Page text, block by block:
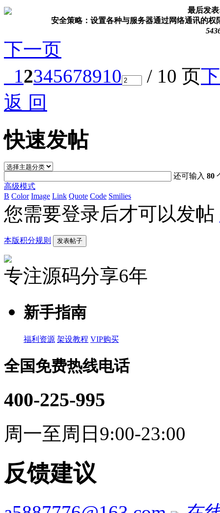
最后发
安全策略：设置各种与服务器通过网络通讯的
下一页
12345678910 / 10 页
返 回
快速发帖
还可输入80
高级模式
B Color Image Link Quote Code Smilies
您需要登录后才可以发帖
本版积分规则 发表帖子
专注源码分享6年
新手指南
福利资源 架设教程 VIP购买
全国免费热线电话
400-225-995
周一至周日9:00-23:00
反馈建议